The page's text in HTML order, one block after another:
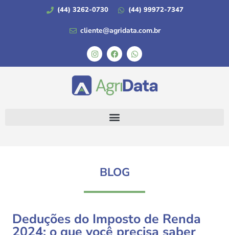
(44) 3262-0730 (44) 99972-7347
cliente@agridata.com.br
BLOG
Deduções do Imposto de Renda